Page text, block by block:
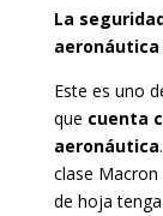
La
aeronáutica
Este es uno
que cuenta
aeronáutica
clase Macron
de hoja